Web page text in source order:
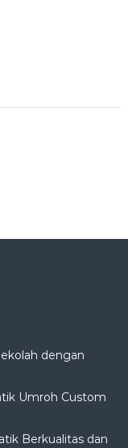
dengan
Umroh Custom
Berkualitas dan